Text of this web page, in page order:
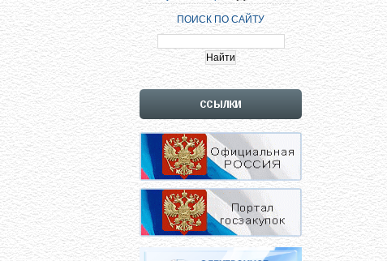
ПОИСК ПО САЙТУ